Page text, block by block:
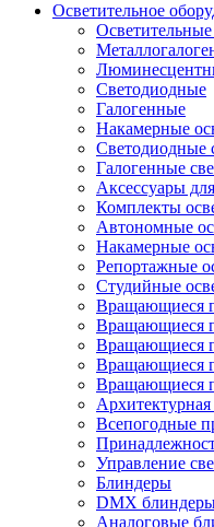
Осветительное
Светодиодные
Галогенные
Накамерные
Светодиодные
Галогенные
Аксессуары
Комплекты
Автономные
Накамерные
Репортажные
Студийные
Вращающиеся
Вращающиеся
Вращающиеся
Вращающиеся
Вращающиеся
Архитектурная
Всепогодные
Управление
Блиндеры
DMX
Аналоговые